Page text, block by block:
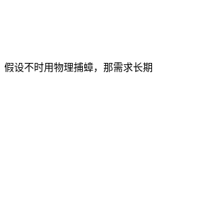
设不时用物理捕蟑，那需求长期